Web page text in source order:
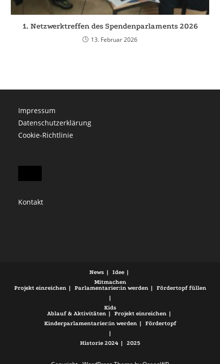
1. Netzwerktreffen des Spendenparlaments 2026
13. Februar 2026
Impressum
Datenschutzerklärung
Cookie-Richtlinie
Kontakt
News
Idee
Mitmachen
Projekt einreichen
Parlamentarier:in werden Fördertopf füllen
Kids
Ablauf & Aktivitäten
Projekt einreichen
Kinderparlamentarier:in werden
Fördertopf
Historie 2024 2025